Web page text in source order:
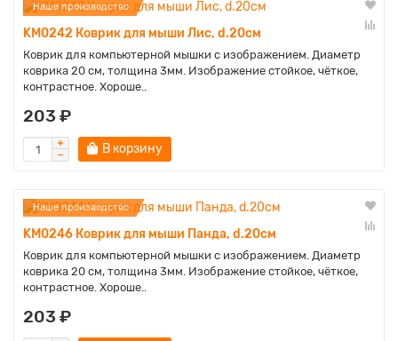
Наше производство
KM0242 Коврик для мыши Лис, d.20см
Коврик для компьютерной мышки с изображением. Диаметр
коврика 20 см, толщина 3мм. Изображение стойкое, чёткое,
контрастное. Хороше..
203 ₽
В корзину
Наше производство
KM0246 Коврик для мыши Панда, d.20см
Коврик для компьютерной мышки с изображением. Диаметр
коврика 20 см, толщина 3мм. Изображение стойкое, чёткое,
контрастное. Хороше..
203 ₽